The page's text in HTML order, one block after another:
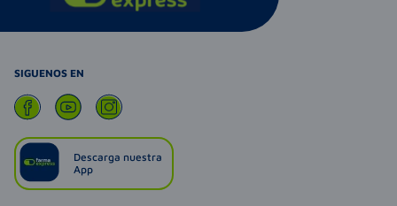
SIGUENOS EN
Descarga nuestra
App